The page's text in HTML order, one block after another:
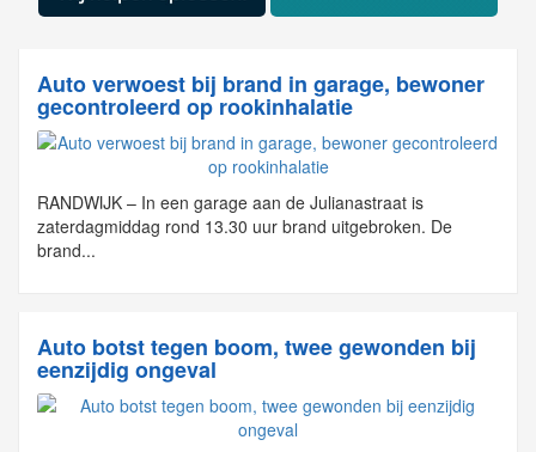
Auto verwoest bij brand in garage, bewoner
gecontroleerd op rookinhalatie
RANDWIJK – In een garage aan de Julianastraat is
zaterdagmiddag rond 13.30 uur brand uitgebroken. De
brand...
Auto botst tegen boom, twee gewonden bij
eenzijdig ongeval